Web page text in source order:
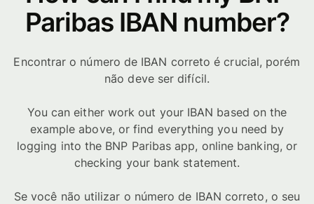
Paribas IBAN number?
Encontrar o número de IBAN correto é crucial, porém
não deve ser difícil.
You can either work out your IBAN based on the
example above, or find everything you need by
logging into the BNP Paribas app, online banking, or
checking your bank statement.
Se você não utilizar o número de IBAN correto, o seu